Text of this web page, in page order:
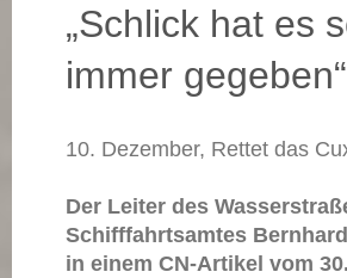
„Schlick hat es
immer gegeben“
10. Dezember, Rettet das
Der Leiter des
Schifffahrtsamtes
in einem CN-Artikel vom